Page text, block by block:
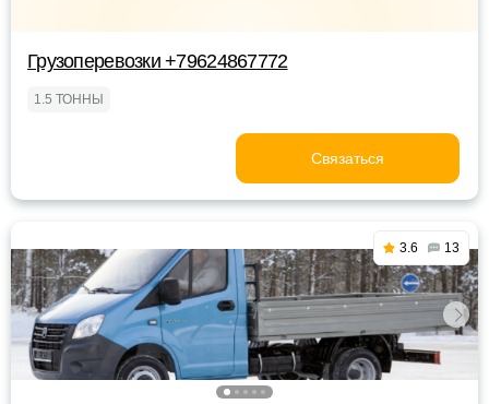
Грузоперевозки +79624867772
1.5 ТОННЫ
Связаться
3.6 13